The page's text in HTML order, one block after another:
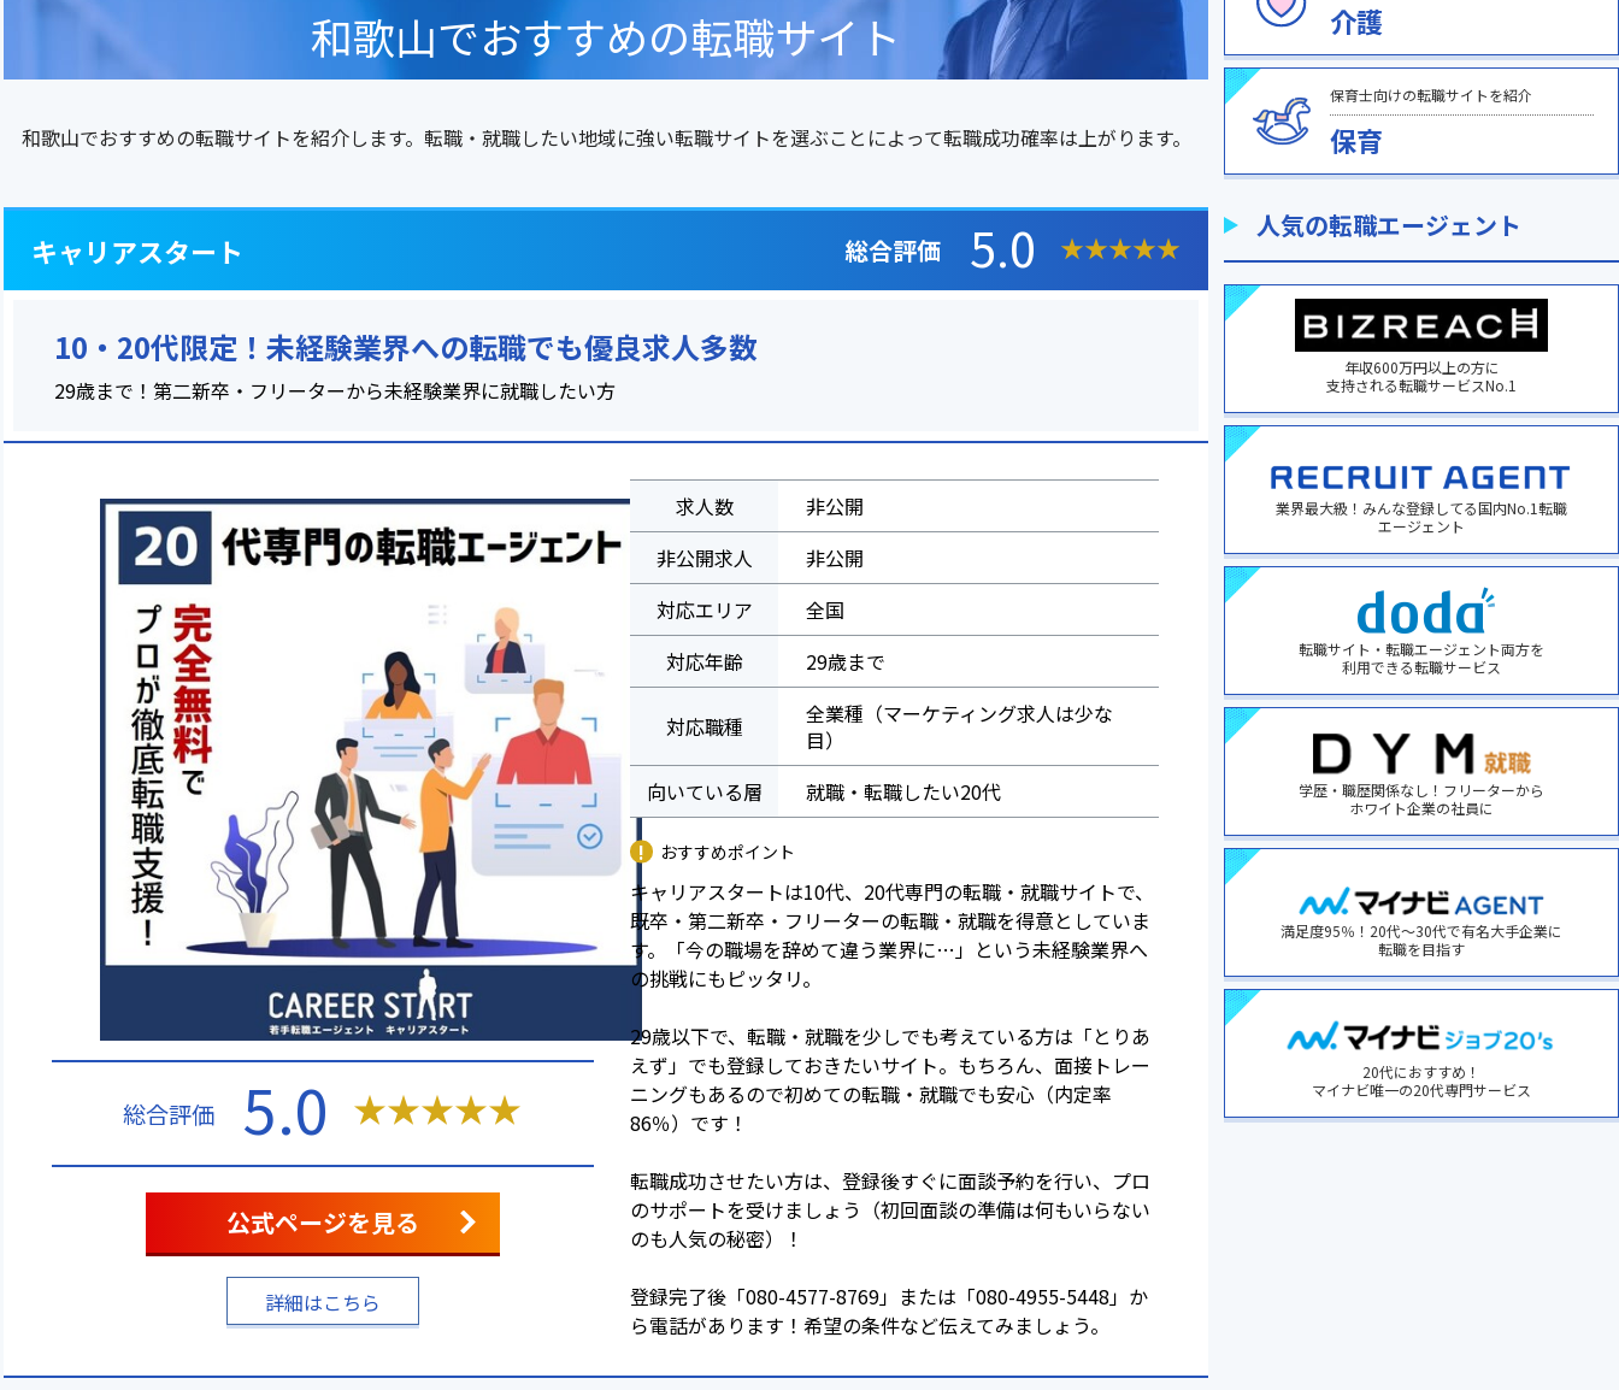
和歌山でおすすめの転職サイト
和歌山でおすすめの転職サイトを紹介します。転職・就職したい地域に強い転職サイトを選ぶことによって転職成功確率は上がります。
キャリアスタート 総合評価 5.0 ★★★★★
10・20代限定！未経験業界への転職でも優良求人多数
29歳まで！第二新卒・フリーターから未経験業界に就職したい方
総合評価 5.0 ★★★★★
公式ページを見る
詳細はこちら
求人数
非公開
非公開求人
非公開
対応エリア
全国
対応年齢
29歳まで
対応職種
全業種（マーケティング求人は少な
目）
向いている層
就職・転職したい20代
おすすめポイント
キャリアスタートは10代、20代専門の転職・就職サイトで、
既卒・第二新卒・フリーターの転職・就職を得意としていま
す。「今の職場を辞めて違う業界に…」という未経験業界へ
の挑戦にもピッタリ。
29歳以下で、転職・就職を少しでも考えている方は「とりあ
えず」でも登録しておきたいサイト。もちろん、面接トレー
ニングもあるので初めての転職・就職でも安心（内定率
86％）です！
転職成功させたい方は、登録後すぐに面談予約を行い、プロ
のサポートを受けましょう（初回面談の準備は何もいらない
のも人気の秘密）！
登録完了後「080-4577-8769」または「080-4955-5448」か
ら電話があります！希望の条件など伝えてみましょう。
介護
保育士向けの転職サイトを紹介
保育
人気の転職エージェント
年収600万円以上の方に
支持される転職サービスNo.1
業界最大級！みんな登録してる国内No.1転職
エージェント
転職サイト・転職エージェント両方を
利用できる転職サービス
学歴・職歴関係なし！フリーターから
ホワイト企業の社員に
満足度95％！20代～30代で有名大手企業に
転職を目指す
20代におすすめ！
マイナビ唯一の20代専門サービス